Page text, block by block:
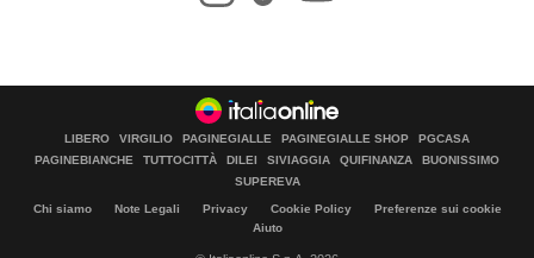
LIBERO VIRGILIO PAGINEGIALLE PAGINEGIALLE SHOP
PGCASA
PAGINEBIANCHE
TUTTOCITTÀ DILEI SIVIAGGIA QUIFINANZA
BUONISSIMO
SUPEREVA
Chi siamo Note Legali Privacy Cookie Policy
Preferenze sui cookie
Aiuto